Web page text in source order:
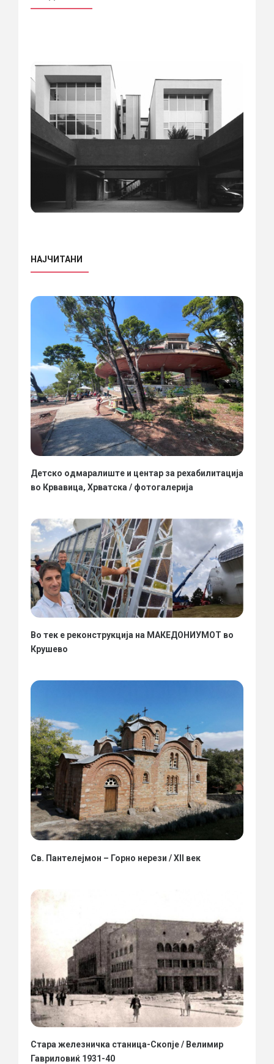
НАЈЧИТАНИ
Детско одмаралиште и центар за рехабилитација
во Крвавица, Хрватска / фотогалерија
Во тек е реконструкција на МАКЕДОНИУМОТ во
Крушево
Св. Пантелејмон – Горно нерези / XII век
Стара железничка станица-Скопје / Велимир
Гавриловиќ 1931-40